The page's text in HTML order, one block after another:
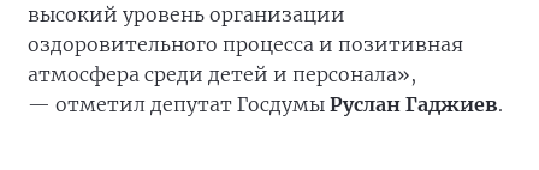
высокий уровень организации
оздоровительного процесса и позитивная
атмосфера среди детей и персонала»,
— отметил депутат Госдумы Руслан Гаджиев.